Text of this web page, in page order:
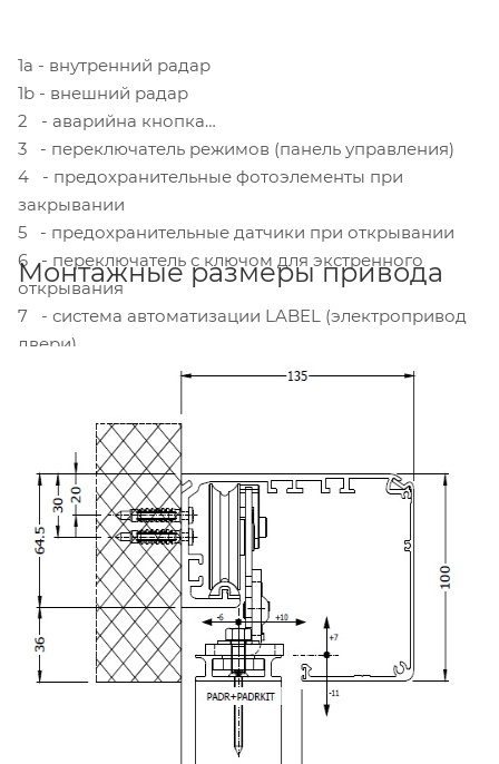
1а - внутренний радар
1b - внешний радар
2 - аварийна кнопка
3 - переключатель режимов (панель управления)
4 - предохранительные фотоэлементы при
закрывании
5 - предохранительные датчики при открывании
6 - переключатель с ключом для экстренного
открывания
7 - система автоматизации LABEL (электропривод
двери)
Монтажные размеры привода